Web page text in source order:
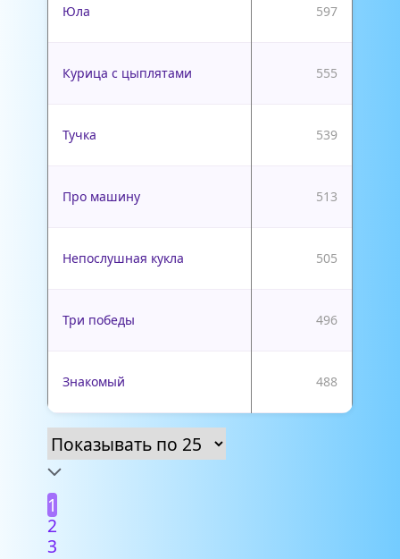
Юла 597
Курица с цыплятами 555
Тучка 539
Про машину 513
Непослушная кукла 505
Три победы 496
Знакомый 488
1
2
3